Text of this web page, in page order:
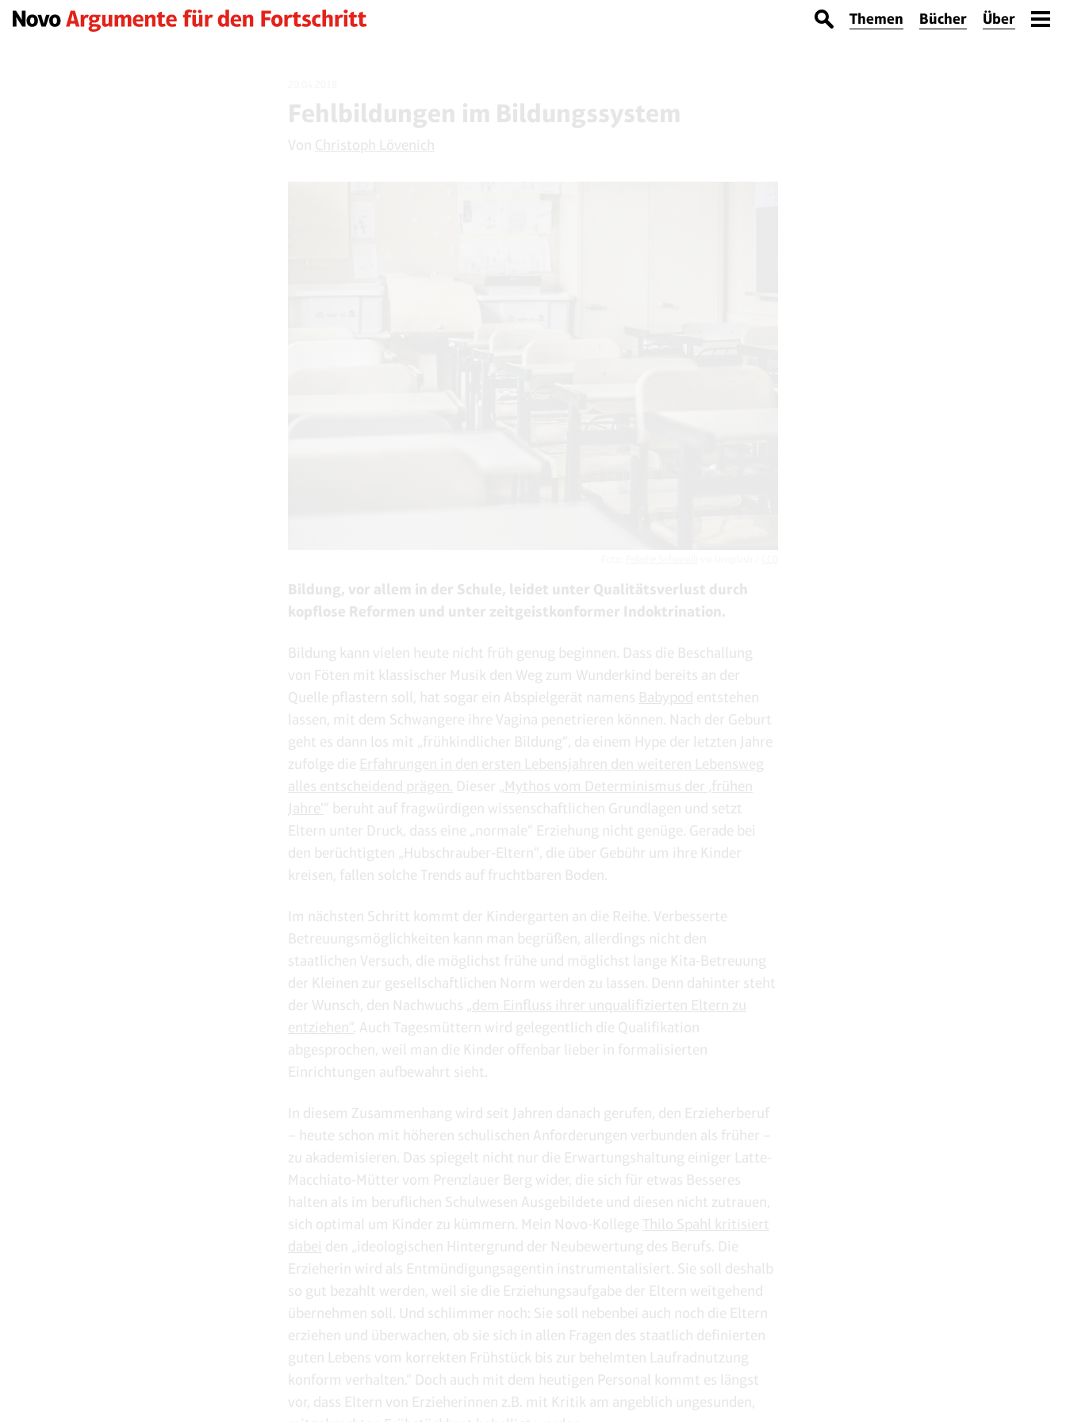
Themen Bücher Über
Fehlbildungen im Bildungssystem
Von Christoph Lövenich
Bildung, vor allem in der Schule, leidet unter Qualitätsverlust durch
kopflose Reformen und unter zeitgeistkonformer Indoktrination.
Bildung kann vielen heute nicht früh genug beginnen. Dass die Beschallung
von Föten mit klassischer Musik den Weg zum Wunderkind bereits an der
Quelle pflastern soll, hat sogar ein Abspielgerät namens Babypod entstehen
lassen, mit dem Schwangere ihre Vagina penetrieren können. Nach der Geburt
geht es dann los mit „frühkindlicher Bildung“, da einem Hype der letzten Jahre
zufolge die Erfahrungen in den ersten Lebensjahren den weiteren Lebensweg
alles entscheidend prägen. Dieser „Mythos vom Determinismus der ‚frühen
Jahre‘“ beruht auf fragwürdigen wissenschaftlichen Grundlagen und setzt
Eltern unter Druck, dass eine „normale“ Erziehung nicht genüge. Gerade bei
den berüchtigten „Hubschrauber-Eltern“, die über Gebühr um ihre Kinder
kreisen, fallen solche Trends auf fruchtbaren Boden.
Im nächsten Schritt kommt der Kindergarten an die Reihe. Verbesserte
Betreuungsmöglichkeiten kann man begrüßen, allerdings nicht den
staatlichen Versuch, die möglichst frühe und möglichst lange Kita-Betreuung
der Kleinen zur gesellschaftlichen Norm werden zu lassen. Denn dahinter steht
der Wunsch, den Nachwuchs „dem Einfluss ihrer unqualifizierten Eltern zu
entziehen“ . Auch Tagesmüttern wird gelegentlich die Qualifikation
abgesprochen, weil man die Kinder offenbar lieber in formalisierten
Einrichtungen aufbewahrt sieht.
In diesem Zusammenhang wird seit Jahren danach gerufen, den Erzieherberuf
– heute schon mit höheren schulischen Anforderungen verbunden als früher ­–
zu akademisieren. Das spiegelt nicht nur die Erwartungshaltung einiger Latte-
Macchiato-Mütter vom Prenzlauer Berg wider, die sich für etwas Besseres
halten als im beruflichen Schulwesen Ausgebildete und diesen nicht zutrauen,
sich optimal um Kinder zu kümmern. Mein Novo-Kollege Thilo Spahl kritisiert
dabei den „ideologischen Hintergrund der Neubewertung des Berufs. Die
Erzieherin wird als Entmündigungsagentin instrumentalisiert. Sie soll deshalb
so gut bezahlt werden, weil sie die Erziehungsaufgabe der Eltern weitgehend
übernehmen soll. Und schlimmer noch: Sie soll nebenbei auch noch die Eltern
erziehen und überwachen, ob sie sich in allen Fragen des staatlich definierten
guten Lebens vom korrekten Frühstück bis zur behelmten Laufradnutzung
konform verhalten.“ Doch auch mit dem heutigen Personal kommt es längst
vor, dass Eltern von Erzieherinnen z.B. mit Kritik am angeblich ungesunden,